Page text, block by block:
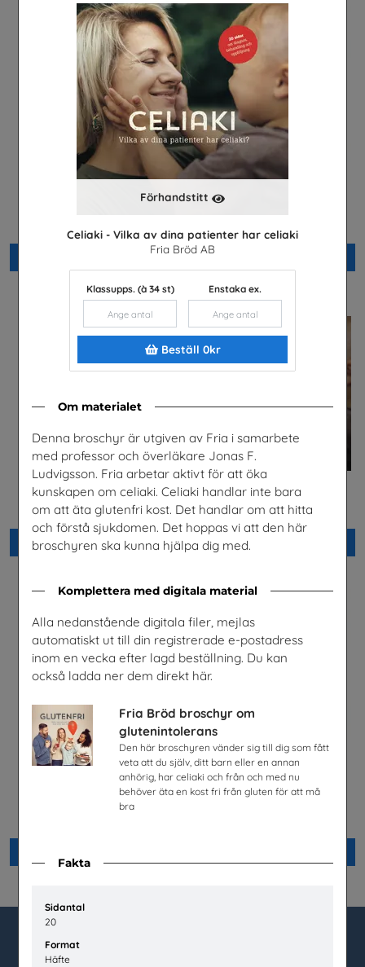
Förhandstitt
Celiaki - Vilka av dina patienter har celiaki
Fria Bröd AB
Klassupps. (à 34 st) Enstaka ex.
Beställ 0kr
Fakta
Sidantal
20
Format
Häfte
Om materialet
Denna broschyr är utgiven av Fria i samarbete
med professor och överläkare Jonas F.
Ludvigsson. Fria arbetar aktivt för att öka
kunskapen om celiaki. Celiaki handlar inte bara
om att äta glutenfri kost. Det handlar om att hitta
och förstå sjukdomen. Det hoppas vi att den här
broschyren ska kunna hjälpa dig med.
Komplettera med digitala material
Alla nedanstående digitala filer, mejlas
automatiskt ut till din registrerade e-postadress
inom en vecka efter lagd beställning. Du kan
också ladda ner dem direkt här.
Fria Bröd broschyr om
glutenintolerans
Den här broschyren vänder sig till dig som fått
veta att du själv, ditt barn eller en annan
anhörig, har celiaki och från och med nu
behöver äta en kost fri från gluten för att må
bra
Så här blir du miljonär i
hängmattan
Sparklubben Media AB
Meet Sandvik nr 1 2026
Fordonstekniker
Volkswagen Group Sverige
Beställ 0kr
Celiaki
Fria Bröd AB
Välkommen hem till
fastighetsbranschen
Fastighetsbranschens
Tidningen sten
Sveriges